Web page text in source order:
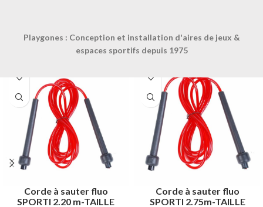
Playgones : Conception et installation d'aires de jeux &
espaces sportifs depuis 1975
Produits similaires
Corde à sauter fluo
SPORTI 2.20 m-TAILLE
Corde à sauter fluo
SPORTI 2.75m-TAILLE